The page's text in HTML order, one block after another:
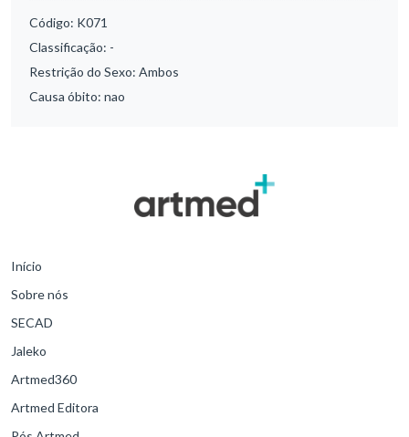
Código: K071
Classificação: -
Restrição do Sexo: Ambos
Causa óbito: nao
Início
Sobre nós
SECAD
Jaleko
Artmed360
Artmed Editora